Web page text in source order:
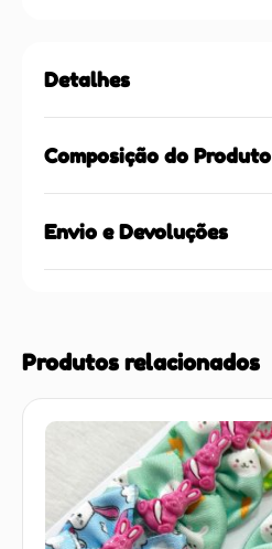
Detalhes
Composição do Produto
Envio e Devoluções
Produtos relacionados